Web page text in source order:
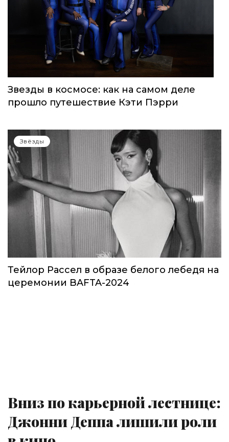
Звезды в космосе: как на самом деле
прошло путешествие Кэти Пэрри
Звёзды
Тейлор Рассел в образе белого лебедя на
церемонии BAFTA-2024
Вниз по карьерной лестнице:
Джонни Деппа лишили роли